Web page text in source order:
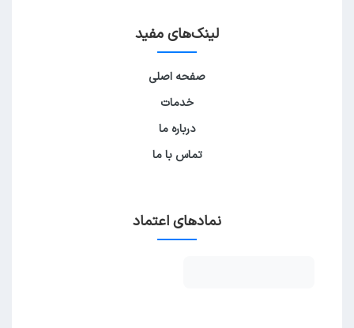
لینک‌های مفید
صفحه اصلی
خدمات
درباره ما
تماس با ما
نمادهای اعتماد